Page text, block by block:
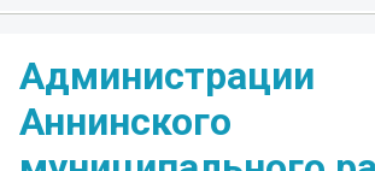
Администрации
Аннинского